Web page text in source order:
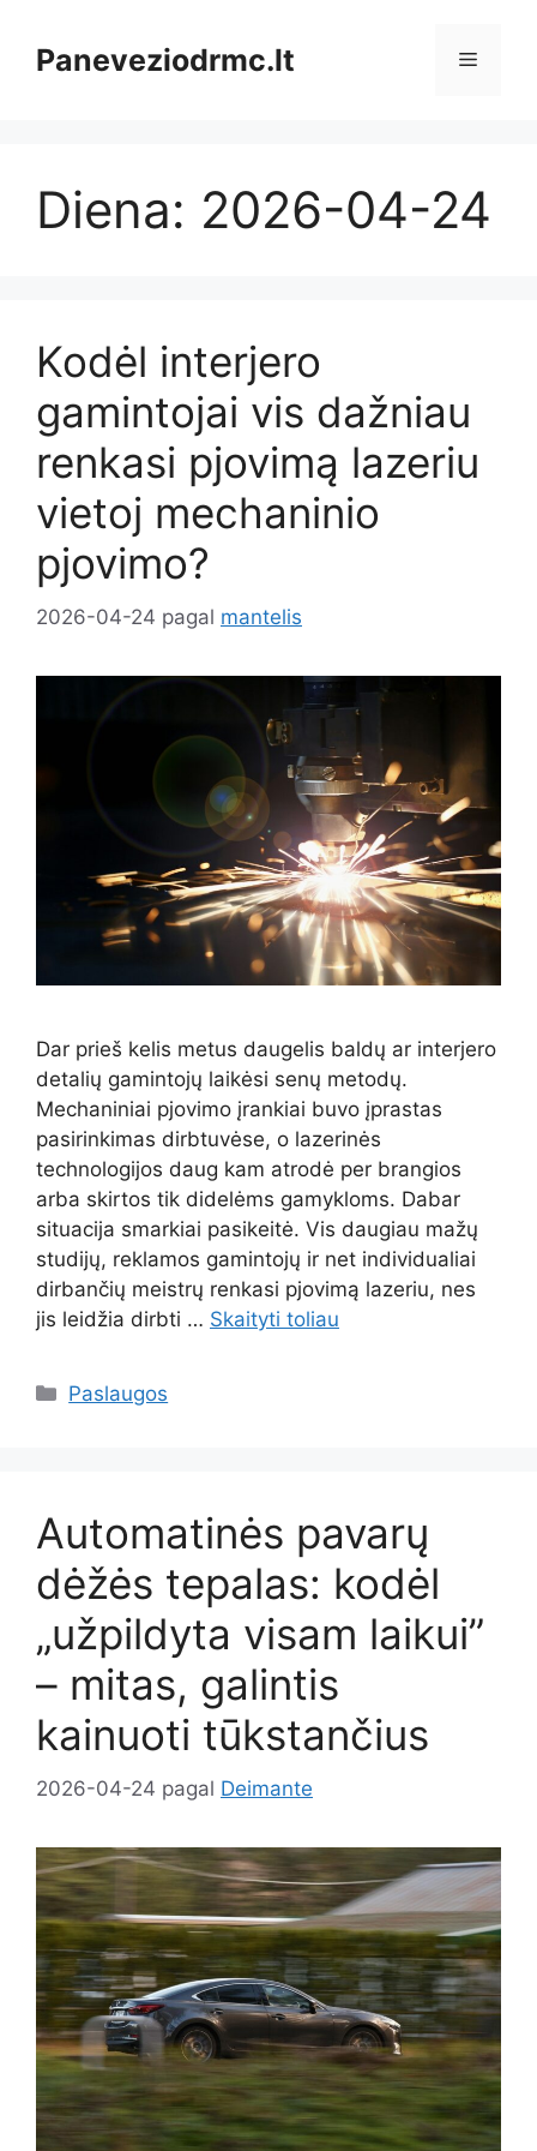
turinioPaneveziodrmc.lt Meniu
Diena: 2026-04-24
Kodėl interjero
gamintojai vis dažniau
renkasi pjovimą lazeriu
vietoj mechaninio
pjovimo?
2026-04-24 pagal mantelis
Dar prieš kelis metus daugelis baldų ar interjero
detalių gamintojų laikėsi senų metodų.
Mechaniniai pjovimo įrankiai buvo įprastas
pasirinkimas dirbtuvėse, o lazerinės
technologijos daug kam atrodė per brangios
arba skirtos tik didelėms gamykloms. Dabar
situacija smarkiai pasikeitė. Vis daugiau mažų
studijų, reklamos gamintojų ir net individualiai
dirbančių meistrų renkasi pjovimą lazeriu, nes
jis leidžia dirbti … Skaityti toliau
Kategorijos
Paslaugos
Automatinės pavarų
dėžės tepalas: kodėl
„užpildyta visam laikui”
– mitas, galintis
kainuoti tūkstančius
2026-04-24 pagal Deimante